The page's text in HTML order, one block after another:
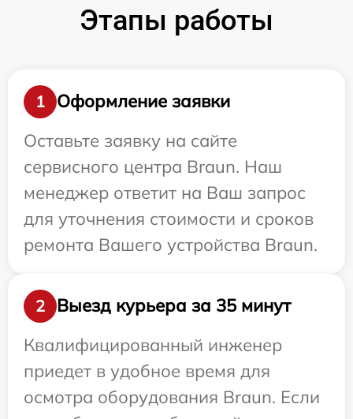
Этапы работы
1
Оформление заявки
Оставьте заявку на сайте
сервисного центра Braun. Наш
менеджер ответит на Ваш запрос
для уточнения стоимости и сроков
ремонта Вашего устройства Braun.
2
Выезд курьера за 35 минут
Квалифицированный инженер
приедет в удобное время для
осмотра оборудования Braun. Если